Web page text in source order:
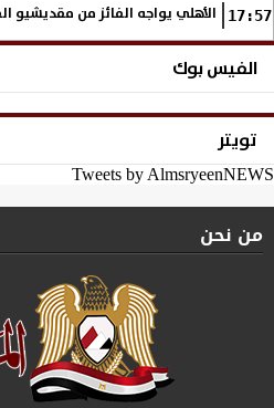
17:57 الأهلي يواجه الفائز من مقديشيو
الفيس بوك
تويتر
Tweets by AlmsryeenNEWS
من نحن